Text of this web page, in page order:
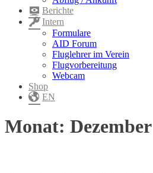
Berichte
Intern
Formulare
AID Forum
Fluglehrer im Verein
Flugvorbereitung
Webcam
Shop
EN
Monat: